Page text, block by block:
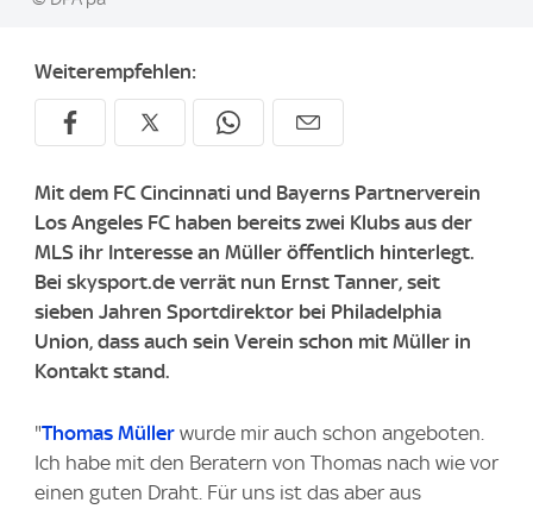
Weiterempfehlen:
Mit dem FC Cincinnati und Bayerns Partnerverein
Los Angeles FC haben bereits zwei Klubs aus der
MLS ihr Interesse an Müller öffentlich hinterlegt.
Bei skysport.de verrät nun Ernst Tanner, seit
sieben Jahren Sportdirektor bei Philadelphia
Union, dass auch sein Verein schon mit Müller in
Kontakt stand.
"Thomas Müller wurde mir auch schon angeboten.
Ich habe mit den Beratern von Thomas nach wie vor
einen guten Draht. Für uns ist das aber aus